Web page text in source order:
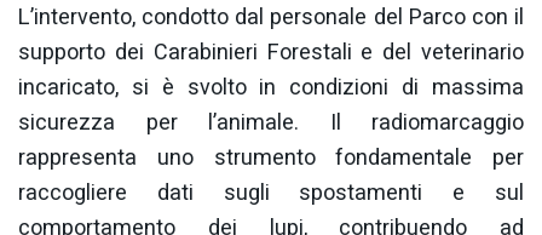
L’intervento, condotto dal personale del Parco con il
supporto dei Carabinieri Forestali e del veterinario
incaricato, si è svolto in condizioni di massima
sicurezza per l’animale. Il radiomarcaggio
rappresenta uno strumento fondamentale per
raccogliere dati sugli spostamenti e sul